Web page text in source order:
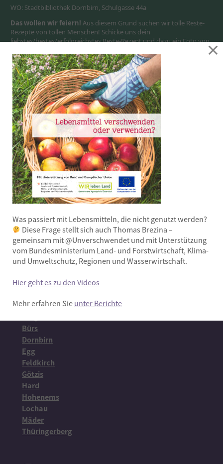
WO: Stadtbibliothek Dornbirn, Schulgasse 44a
Das wollen wir feiern! Aus diesem Grund suchen wir tolle Reste-
Rezepte von tollen Menschen! Schicke uns dein
liebstes/bestes/erfolgreichstes Reste-Rezept und dazu ein Foto von
Bitte senden an:dornbirn@offener-kuehlschrank.at
Zeit
19. Oktober 202118:00-20:00 (GMT+02:00)
KALENDER GOOGLE CALENDAR
Bludenz
Bürs
Dornbirn
Egg
Feldkirch
Götzis
Hard
Hohenems
Lochau
Mäder
Thüringerberg
Was passiert mit Lebensmitteln, die nicht genutzt werden?
Diese Frage stellt sich auch Thomas Brezina –
gemeinsam mit @Unverschwendet und mit Unterstützung
vom Bundesministerium Land- und Forstwirtschaft, Klima-
und Umweltschutz, Regionen und Wasserwirtschaft.
Hier geht es zu den Videos
Mehr erfahren Sieunter Berichte
×